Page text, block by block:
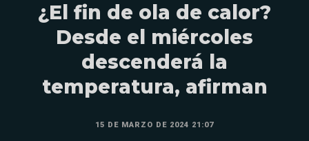
¿El fin de ola de calor?
Desde el miércoles
descenderá la
temperatura, afirman
15 DE MARZO DE 2024 21:07